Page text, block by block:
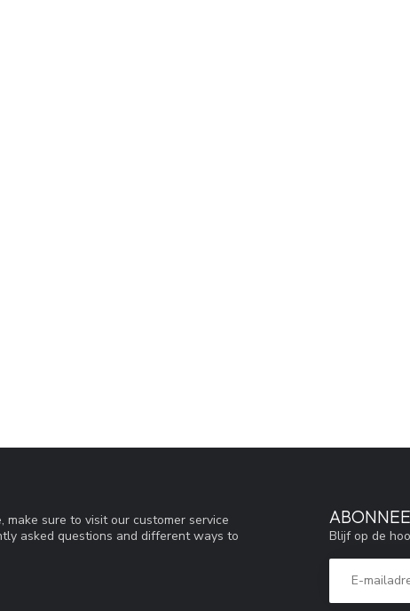
sure to visit our customer service
asked questions and different ways to
Blijf op de